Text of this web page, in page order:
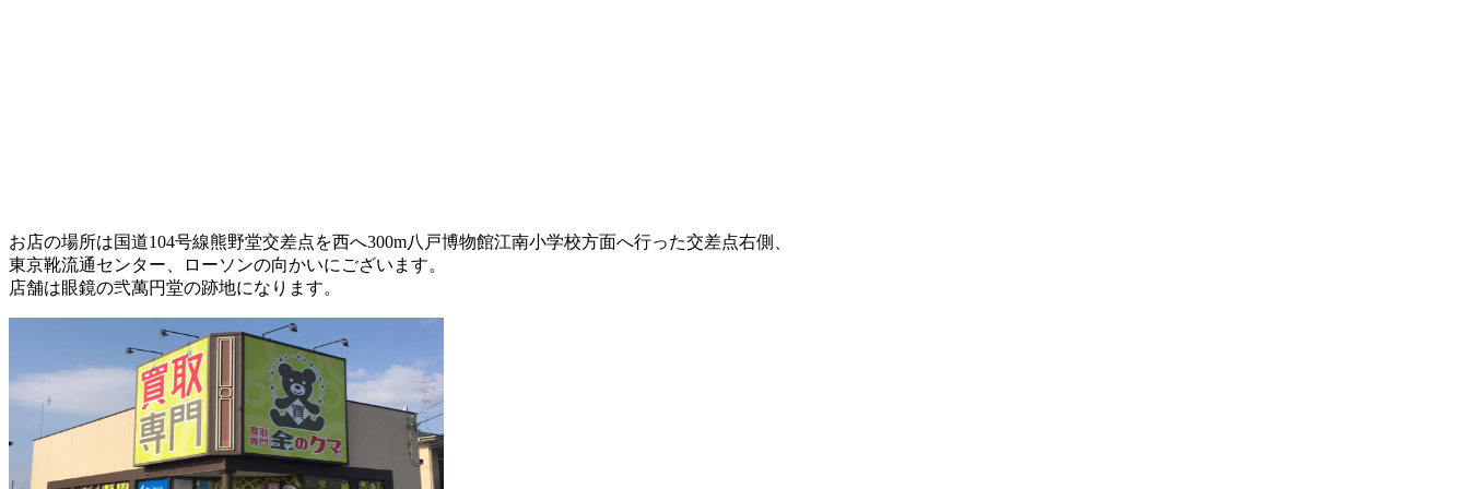
お店の場所は国道104号線熊野堂交差点を西へ300m八戸博物館江南小学校方面へ行った交差点右側、
東京靴流通センター、ローソンの向かいにございます。
店舗は眼鏡の弐萬円堂の跡地になります。